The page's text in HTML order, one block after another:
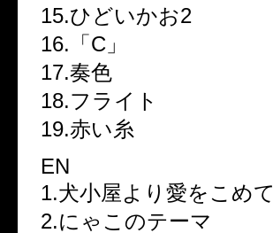
15.ひどいかお2
16.「C」
17.奏色
18.フライト
19.赤い糸
EN
1.犬小屋より愛をこめて
2.にゃこのテーマ